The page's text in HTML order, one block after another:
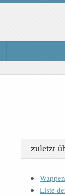
zuletzt
Liste